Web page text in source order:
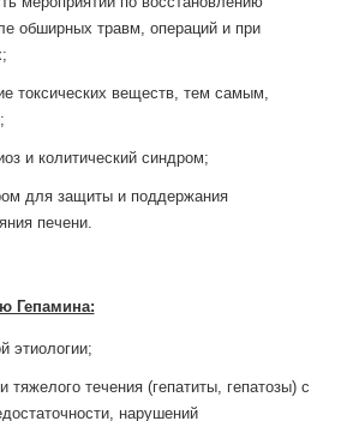
обширных травм, операций и при
токсических веществ, тем самым,
и колитический синдром;
для защиты и поддержания
печени.
Гепамина:
этиологии;
тяжелого течения (гепатиты, гепатозы) с
нарушений